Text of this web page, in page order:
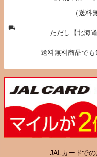
（送料
ただし【北海
送料無料商品で
JALカードでの